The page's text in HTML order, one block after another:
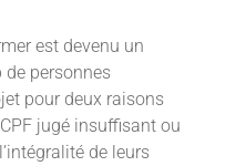
est devenu un
de personnes
pour deux raisons
jugé insuffisant ou
de leurs